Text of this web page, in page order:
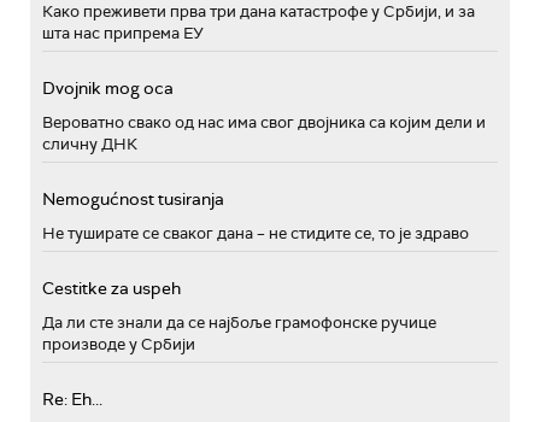
Како преживети прва три дана катастрофе у Србији, и за
шта нас припрема ЕУ
Dvojnik mog oca
Вероватно свако од нас има свог двојника са којим дели и
сличну ДНК
Nemogućnost tusiranja
Не туширате се сваког дана – не стидите се, то је здраво
Cestitke za uspeh
Да ли сте знали да се најбоље грамофонске ручице
производе у Србији
Re: Eh...